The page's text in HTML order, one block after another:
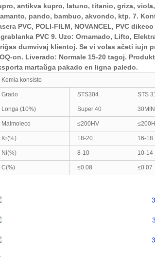
antikva kupro, latuno, titanio, griza,
pando, bambuo, akvondo, ktp. 7.
PVC, POLI-FILM, NOVANCEL, PVC
PVC 9. Uzo: Ornamado, Lifto,
dumvivaj klientoj. Se vi volas aĉeti iujn
on. Liverado: Normale 15-20 tagoj.
martaŭga pakado en ligna paledo.
Kemia konsisto
Grado STS304 STS
Longa (10%) Super 40 30MIN
Malmoleco ≤200HV
Kr(%) 18-20 16-18
Ni(%) 8-10 10-14
C(%) ≤0.08 ≤0.07